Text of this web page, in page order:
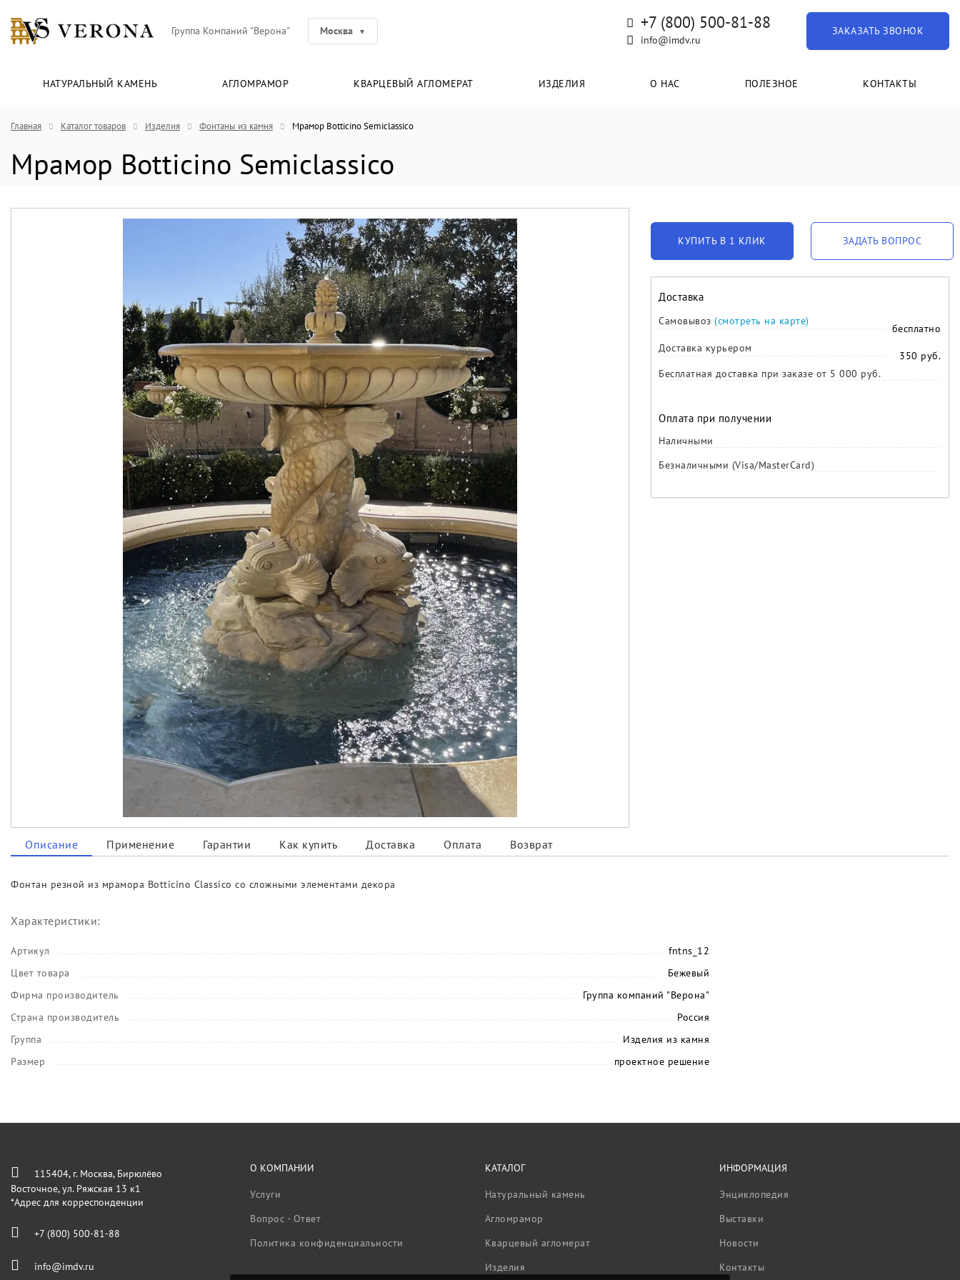
Группа Компаний "Верона" Москва +7 (800) 500-81-88
info@imdv.ru
ЗАКАЗАТЬ ЗВОНОК
НАТУРАЛЬНЫЙ КАМЕНЬ АГЛОМРАМОР КВАРЦЕВЫЙ АГЛОМЕРАТ ИЗДЕЛИЯ О НАС ПОЛЕЗНОЕ КОНТАКТЫ
Главная Каталог товаров Изделия Фонтаны из камня Мрамор Botticino Semiclassico
Мрамор Botticino Semiclassico
КУПИТЬ В 1 КЛИК ЗАДАТЬ ВОПРОС
Доставка
Самовывоз (смотреть на карте)
бесплатно
Доставка курьером
350 руб.
Бесплатная доставка при заказе от 5 000 руб.
Оплата при получении
Наличными
Безналичными (Visa/MasterCard)
Описание Применение Гарантии Как купить Доставка Оплата Возврат
Фонтан резной из мрамора Botticino Classico со сложными элементами декора
Характеристики:
Артикул
fntns_12
Цвет товара
Бежевый
Фирма производитель
Группа компаний "Верона"
Страна производитель
Россия
Группа
Изделия из камня
Размер
проектное решение
115404, г. Москва, Бирюлёво
Восточное, ул. Ряжская 13 к1
*Адрес для корреспонденции
+7 (800) 500-81-88
info@imdv.ru
О КОМПАНИИ
Услуги
Вопрос - Ответ
Политика конфиденциальности
КАТАЛОГ
Натуральный камень
Агломрамор
Кварцевый агломерат
Изделия
ИНФОРМАЦИЯ
Энциклопедия
Выставки
Новости
Контакты